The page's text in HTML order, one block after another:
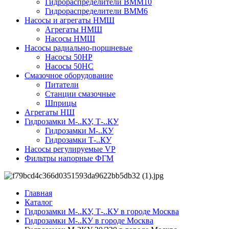
Гидрораспределители ВММ10
Гидрораспределители ВММ6
Насосы и агрегаты НМШ
Агрегаты НМШ
Насосы НМШ
Насосы радиально-поршневые
Насосы 50НР
Насосы 50НС
Смазочное оборудование
Питатели
Станции смазочные
Шприцы
Агрегаты НШ
Гидрозамки М-..КУ, Т-..КУ
Гидрозамки М-..КУ
Гидрозамки Т-..КУ
Насосы регулируемые VP
Фильтры напорные ФГМ
Главная
Каталог
Гидрозамки М-..КУ, Т-..КУ в городе Москва
Гидрозамки М-..КУ в городе Москва